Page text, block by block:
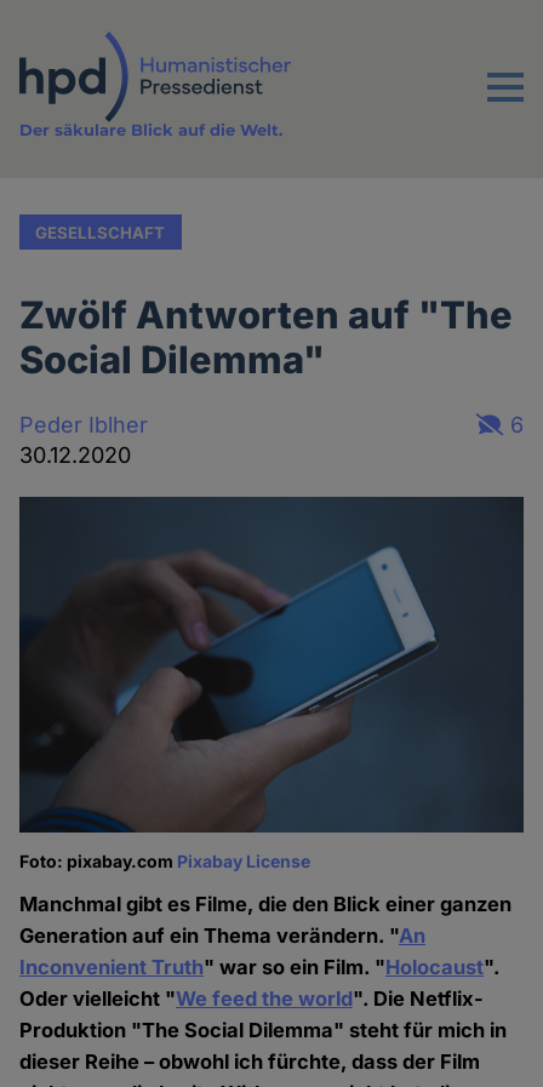
Inhalt
Menu
Der säkulare Blick auf die Welt.
GESELLSCHAFT
Zwölf Antworten auf "The
Social Dilemma"
Peder Iblher
30.12.2020
6
Foto: pixabay.com Pixabay License
Manchmal gibt es Filme, die den Blick einer ganzen
Generation auf ein Thema verändern. "An
Inconvenient Truth" war so ein Film. "Holocaust".
Oder vielleicht "We feed the world". Die Netflix-
Produktion "The Social Dilemma" steht für mich in
dieser Reihe – obwohl ich fürchte, dass der Film